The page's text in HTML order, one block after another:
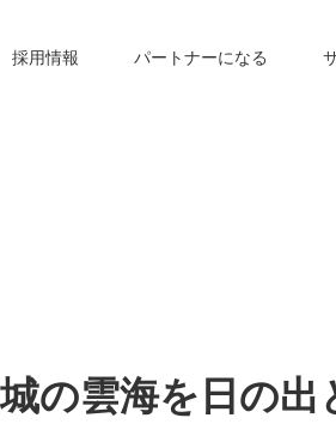
採用情報 パートナーになる
の雲海を日の